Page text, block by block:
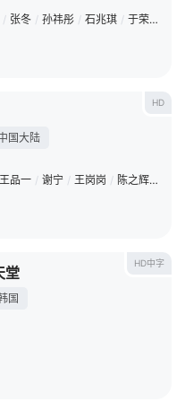
/ 张冬 / 孙祎彤 / 石兆琪 / 于荣光
HD
国大陆
王品一 / 谢宁 / 王岗岗 / 陈之辉 /
HD中字
堂
国